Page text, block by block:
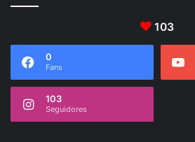
103
0
Fans
103
Seguidores